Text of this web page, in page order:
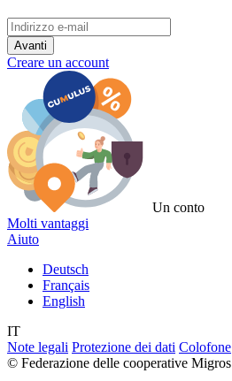
Avanti
Creare un account
Un conto
Molti vantaggi
Aiuto
Deutsch
Français
English
IT
Note legali Protezione dei dati Colofone
© Federazione delle cooperative Migros